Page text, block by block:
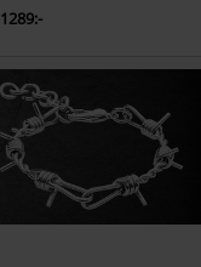
1289:-